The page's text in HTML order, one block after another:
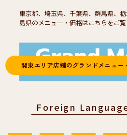
東京都、埼玉県、千葉県、群馬県、
島県のメニュー・価格はこちらをご覧
関東エリア店舗のグランドメニュー
Foreign